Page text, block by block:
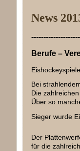
News
Berufe –
Bei
Die
Über so
Sieger wurde
Der
für die